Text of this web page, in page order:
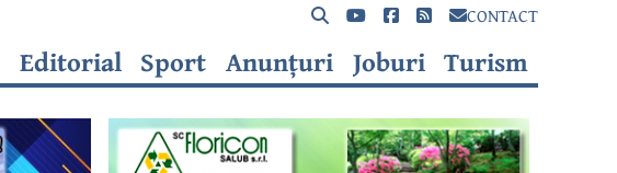
CONTACT
Editorial Sport Anunțuri Joburi Turism